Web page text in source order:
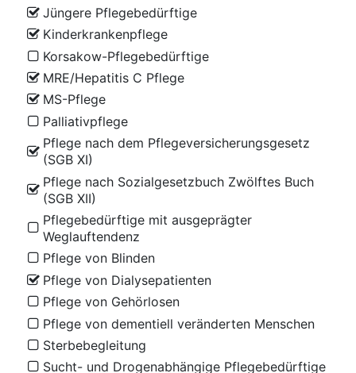
Jüngere Pflegebedürftige
Kinderkrankenpflege
Korsakow-Pflegebedürftige
MRE/Hepatitis C Pflege
MS-Pflege
Palliativpflege
Pflege nach dem Pflegeversicherungsgesetz
(SGB XI)
Pflege nach Sozialgesetzbuch Zwölftes Buch
(SGB XII)
Pflegebedürftige mit ausgeprägter
Weglauftendenz
Pflege von Blinden
Pflege von Dialysepatienten
Pflege von Gehörlosen
Pflege von dementiell veränderten Menschen
Sterbebegleitung
Sucht- und Drogenabhängige Pflegebedürftige